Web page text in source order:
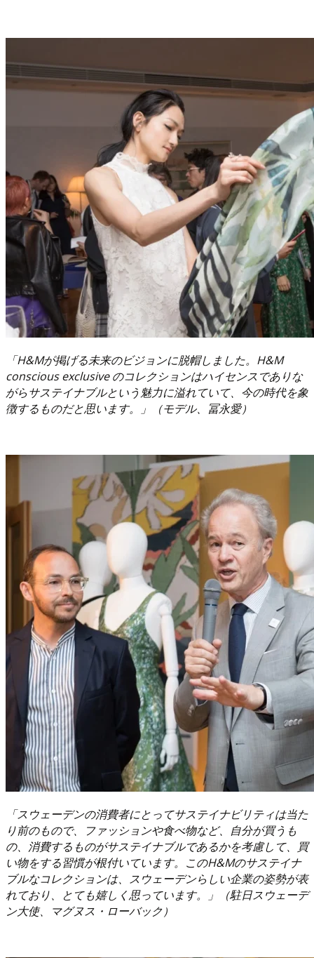
「H&Mが掲げる未来のビジョンに脱帽しました。H&M
conscious exclusive のコレクションはハイセンスでありな
がらサステイナブルという魅力に溢れていて、今の時代を象
徴するものだと思います。」（モデル、冨永愛）
「スウェーデンの消費者にとってサステイナビリティは当た
り前のもので、ファッションや食べ物など、自分が買うも
の、消費するものがサステイナブルであるかを考慮して、買
い物をする習慣が根付いています。このH&Mのサステイナ
ブルなコレクションは、スウェーデンらしい企業の姿勢が表
れており、とても嬉しく思っています。」（駐日スウェーデ
ン大使、マグヌス・ローバック）